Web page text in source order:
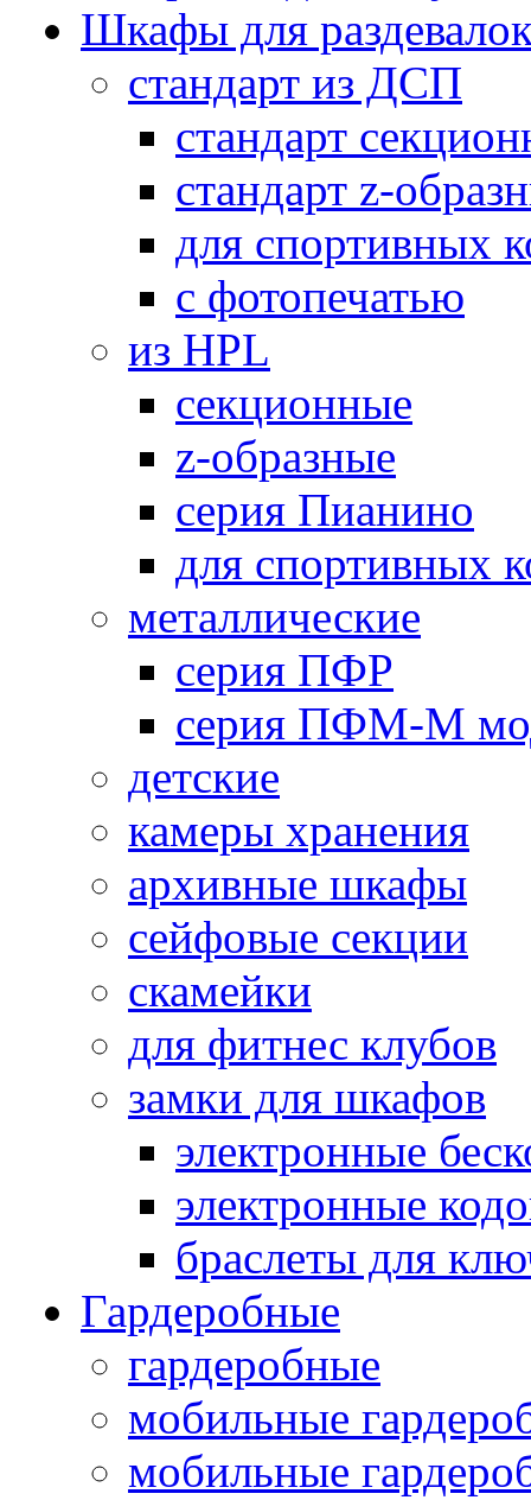
Шкафы для
стандарт из ДСП
стандарт
стандарт z-
для спортивных
с фотопечатью
из HPL
секционные
z-образные
серия Пианино
для спортивных
металлические
серия ПФР
серия ПФМ-М
детские
камеры хранения
архивные шкафы
сейфовые секции
скамейки
для фитнес клубов
замки для шкафов
электронные
электронные
браслеты для
Гардеробные
гардеробные
мобильные
мобильные